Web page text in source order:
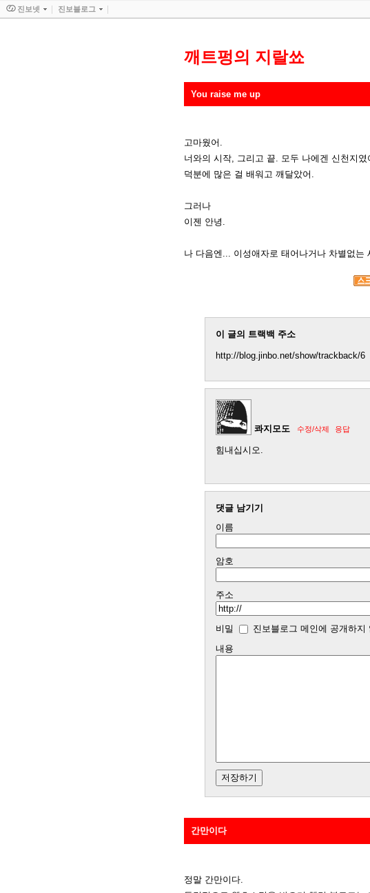
깨트펑의 지랄쑈
You raise me up
고마웠어.
너와의 시작, 그리고 끝. 모두 나에겐 신천지였
덕분에 많은 걸 배워고 깨달았어.
그러나
이젠 안녕.
나 다음엔... 이성애자로 태어나거나 차별없는
이 글의 트랙백 주소
http://blog.jinbo.net/show/trackback/6
콰지모도 수정/삭제 응답
힘내십시오.
댓글 남기기
이름
암호
주소
비밀
진보블로그 메인에 공개하지
내용
간만이다
정말 간만이다.
진보넷 진보블로그